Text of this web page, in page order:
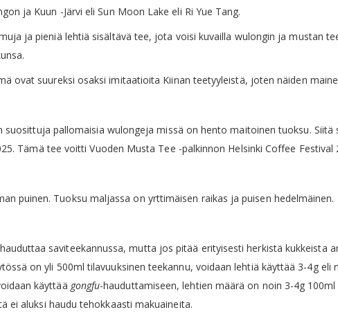
ja Kuun -Järvi eli Sun Moon Lake eli Ri Yue Tang.
ja pieniä lehtiä sisältävä tee, jota voisi kuvailla wulongin ja mustan
ovat suureksi osaksi imitaatioita Kiinan teetyyleistä, joten näiden
suosittuja pallomaisia wulongeja missä on hento maitoinen tuoksu.
Tämä tee voitti Vuoden Musta Tee -palkinnon Helsinki Coffee Festival
puinen. Tuoksu maljassa on yrttimäisen raikas ja puisen
saviteekannussa, mutta jos pitää erityisesti herkistä kukkeista
on yli 500ml tilavuuksinen teekannu, voidaan lehtiä käyttää 3-4g eli
käyttää gongfu-hauduttamiseen, lehtien määrä on noin 3-4g
ei aluksi haudu tehokkaasti makuaineita.